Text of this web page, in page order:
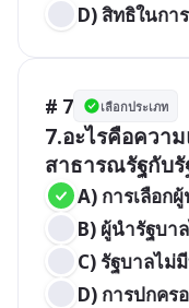
D) สิทธิในกา
# 7 เลือกประเภท
7.อะไรคือควา
สาธารณรัฐกับ
A) การเลือก
B) ผู้นำรัฐบา
C) รัฐบาลไม่
D) การปกคร